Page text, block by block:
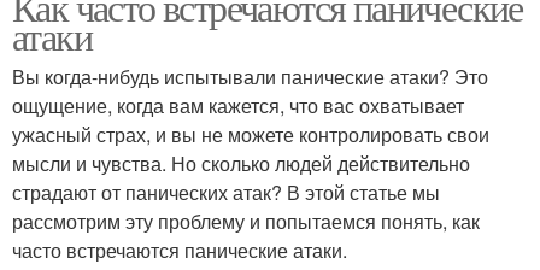
атаки
Вы когда-нибудь испытывали панические атаки? Это
ощущение, когда вам кажется, что вас охватывает
ужасный страх, и вы не можете контролировать свои
мысли и чувства. Но сколько людей действительно
страдают от панических атак? В этой статье мы
рассмотрим эту проблему и попытаемся понять, как
часто встречаются панические атаки.